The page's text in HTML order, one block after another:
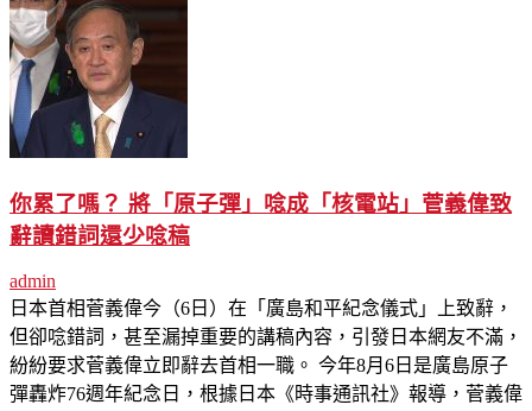
你累了嗎？ 將「原子彈」唸成「核電站」菅義偉致
辭讀錯詞還少唸稿
admin
日本首相菅義偉今（6日）在「廣島和平紀念儀式」上致辭，
但卻唸錯詞，甚至漏掉重要的講稿內容，引發日本網友不滿，
紛紛要求菅義偉立即辭去首相一職。 今年8月6日是廣島原子
彈轟炸76週年紀念日，根據日本《時事通訊社》報導，菅義偉